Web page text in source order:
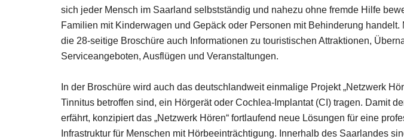
sich jeder Mensch im Saarland selbstständig und nahezu ohne fremde Hilfe
Familien mit Kinderwagen und Gepäck oder Personen mit Behinderung
die 28-seitige Broschüre auch Informationen zu touristischen Attraktionen,
Serviceangeboten, Ausflügen und Veranstaltungen.
In der Broschüre wird auch das deutschlandweit einmalige Projekt „Netzwerk
Tinnitus betroffen sind, ein Hörgerät oder Cochlea-Implantat (CI) tragen. Damit
erfährt, konzipiert das „Netzwerk Hören“ fortlaufend neue Lösungen für eine
Infrastruktur für Menschen mit Hörbeeinträchtigung. Innerhalb des Saarlandes